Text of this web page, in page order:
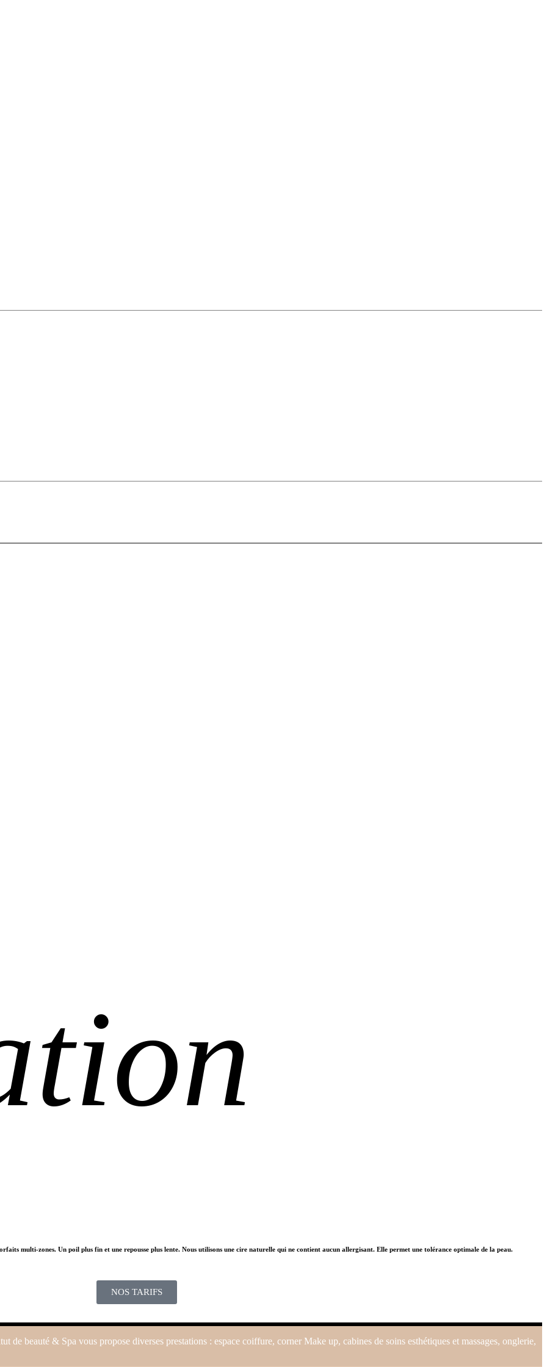
multi-zones. Un poil plus fin et une repousse plus lente. Nous utilisons une cire naturelle qui ne contient aucun allergisant. Elle permet une tolérance optimale de la peau.
NOS TARIFS
de beauté & Spa vous propose diverses prestations : espace coiffure, corner Make up, cabines de soins esthétiques et massages, onglerie,